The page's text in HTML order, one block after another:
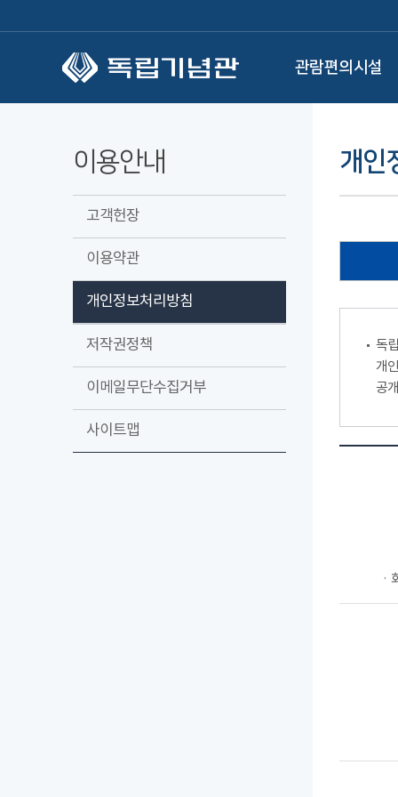
관람편의시설
이용안내
고객헌장
이용약관
개인정보처리방침
저작권정책
이메일무단수집거부
사이트맵
개인
독
개
공
ㆍ